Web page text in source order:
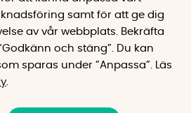
samt för att ge dig
av vår webbplats.
Bekräfta
och stäng”. Du kan
sparas under ”Anpassa”.
Läs